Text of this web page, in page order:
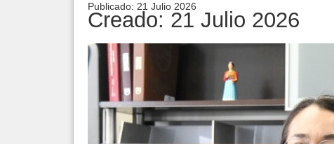
Publicado: 21 Julio 2026
Creado: 21 Julio 2026